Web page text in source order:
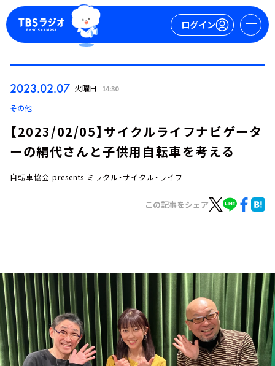
ログイン
お知らせ
イベント・グッズ
YouTube
会社情報
2023.02.07 火曜日 14:30
その他
【2023/02/05】サイクルライフナビゲータ
ーの絹代さんと子供用自転車を考える
自転車協会 presents ミラクル・サイクル・ライフ
この記事をシェア